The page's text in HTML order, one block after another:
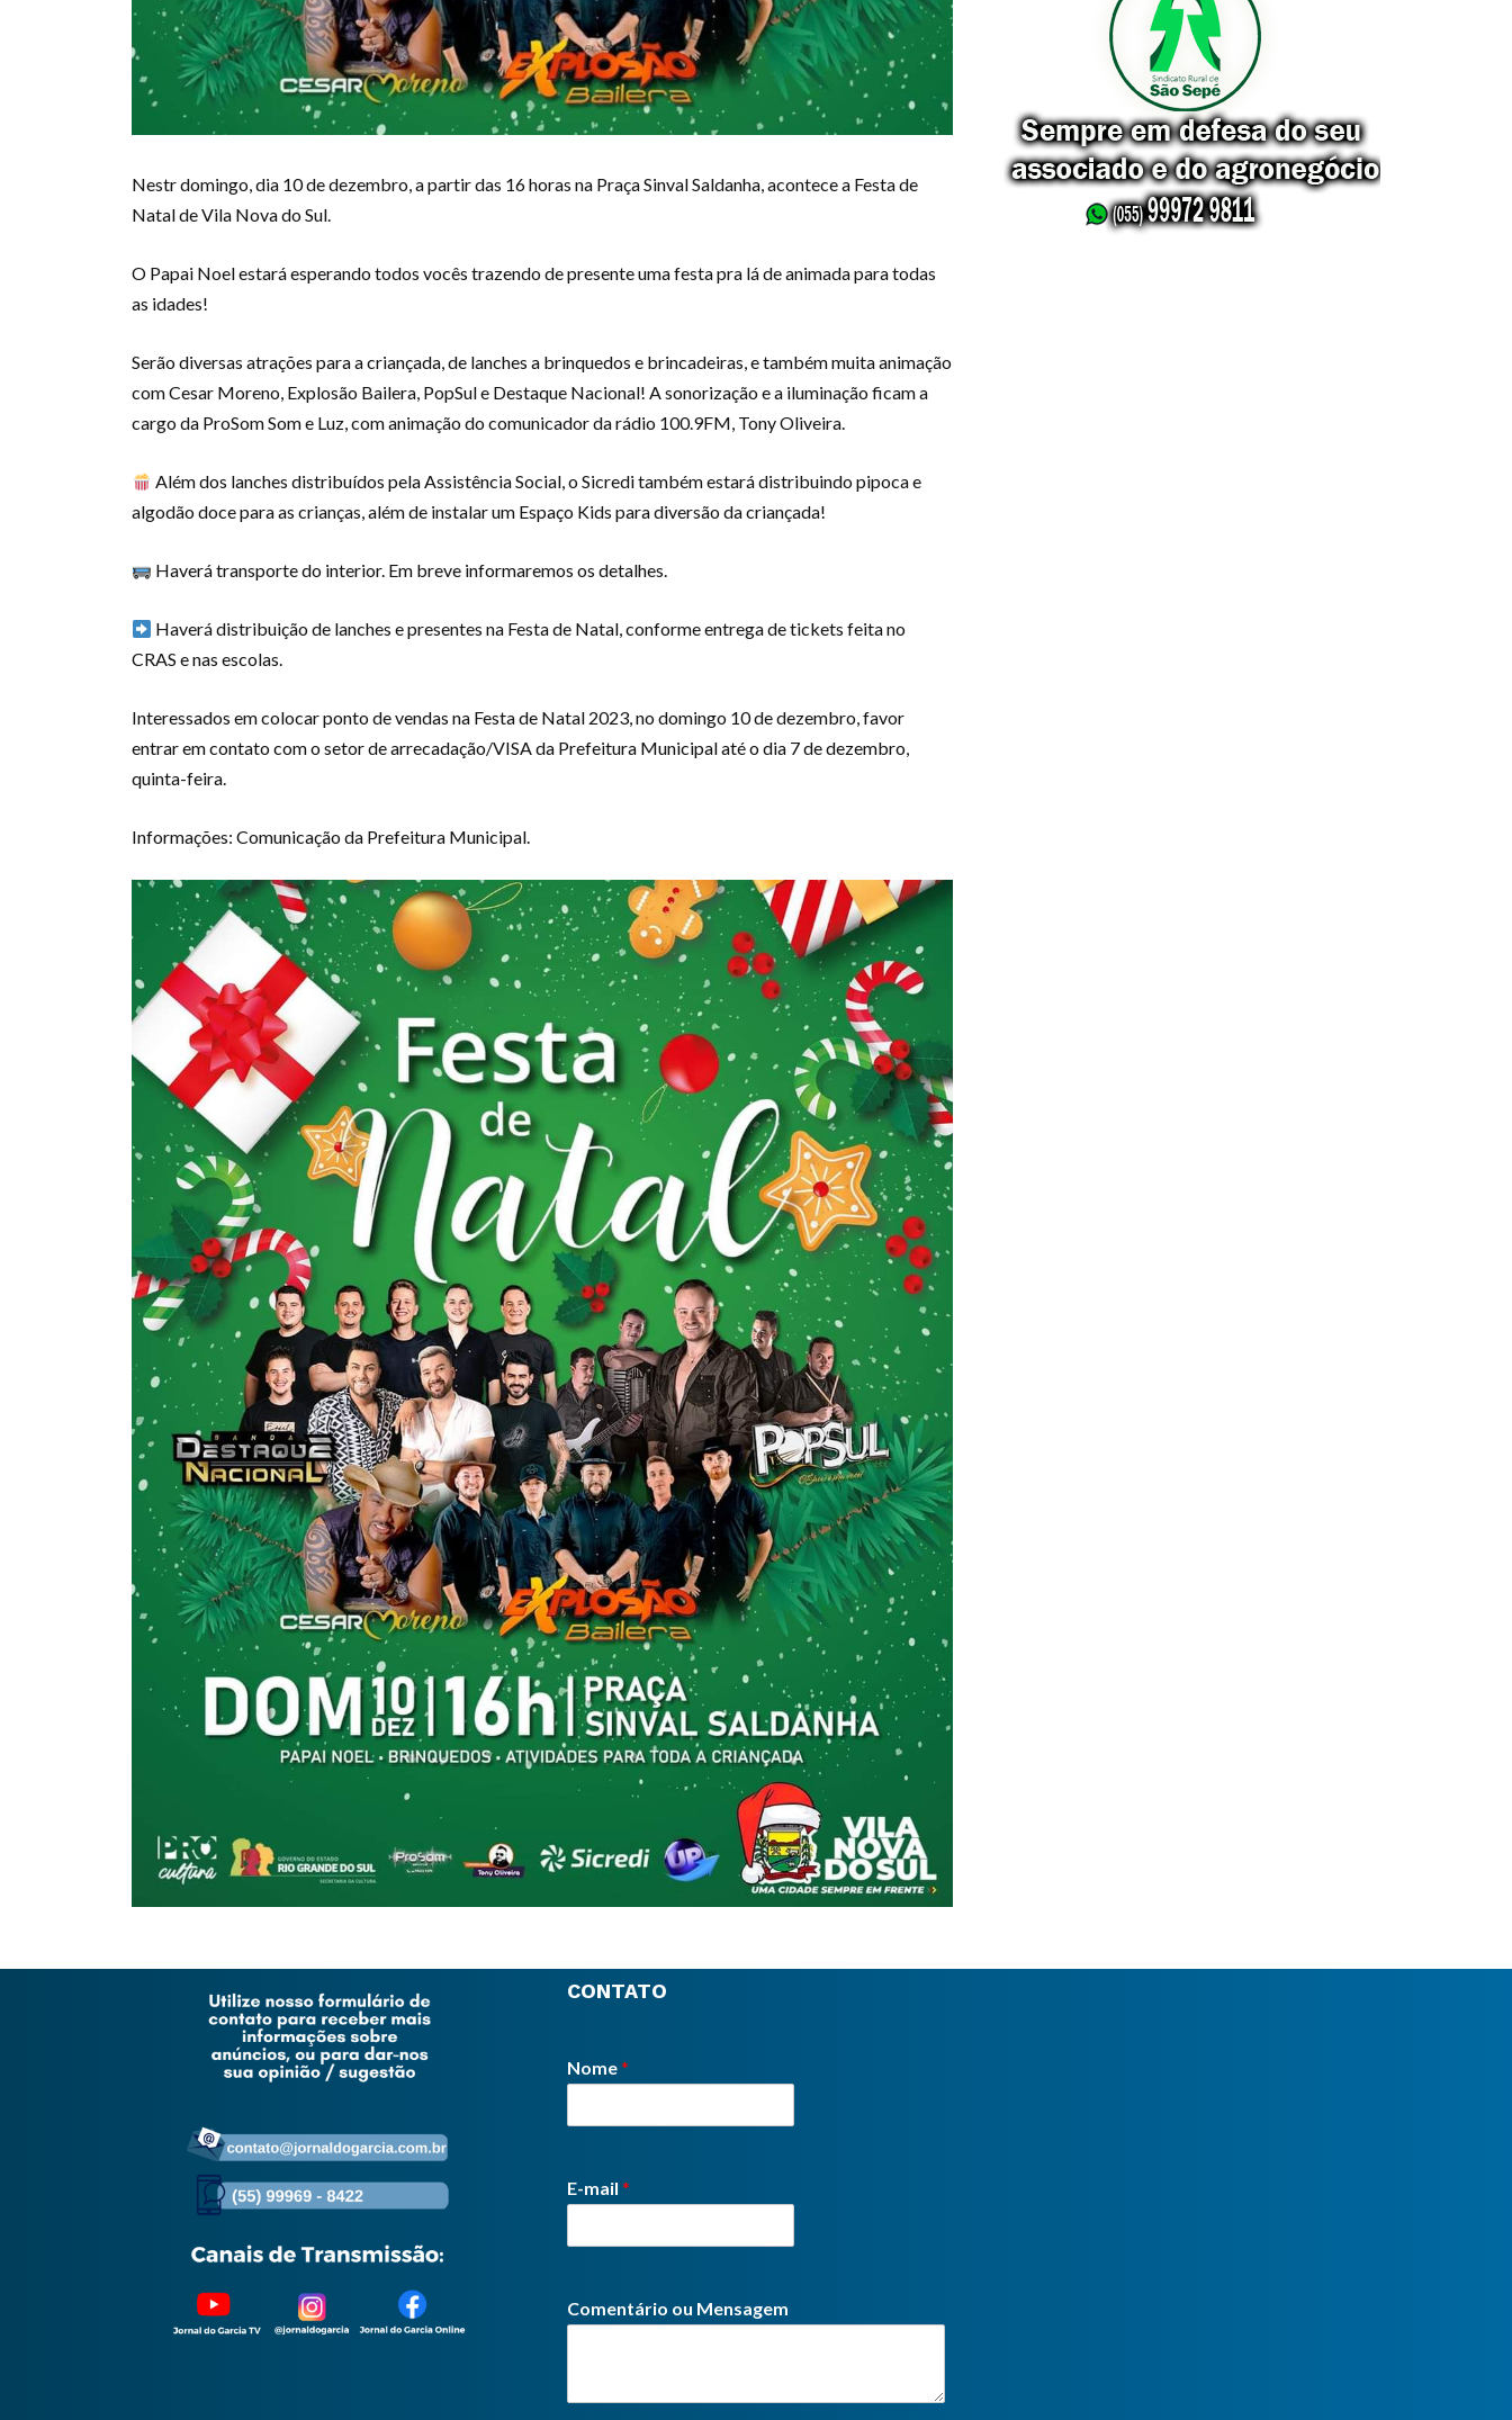
Nestr domingo, dia 10 de dezembro, a partir das 16 horas na Praça Sinval Saldanha, acontece a Festa de
Natal de Vila Nova do Sul.
O Papai Noel estará esperando todos vocês trazendo de presente uma festa pra lá de animada para todas
as idades!
Serão diversas atrações para a criançada, de lanches a brinquedos e brincadeiras, e também muita animação
com Cesar Moreno, Explosão Bailera, PopSul e Destaque Nacional! A sonorização e a iluminação ficam a
cargo da ProSom Som e Luz, com animação do comunicador da rádio 100.9FM, Tony Oliveira.
Além dos lanches distribuídos pela Assistência Social, o Sicredi também estará distribuindo pipoca e
algodão doce para as crianças, além de instalar um Espaço Kids para diversão da criançada!
Haverá transporte do interior. Em breve informaremos os detalhes.
Haverá distribuição de lanches e presentes na Festa de Natal, conforme entrega de tickets feita no
CRAS e nas escolas.
Interessados em colocar ponto de vendas na Festa de Natal 2023, no domingo 10 de dezembro, favor
entrar em contato com o setor de arrecadação/VISA da Prefeitura Municipal até o dia 7 de dezembro,
quinta-feira.
Informações: Comunicação da Prefeitura Municipal.
CONTATO
Nome*
E-mail *
Comentário ou Mensagem